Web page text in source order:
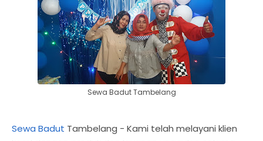
Sewa Badut Tambelang
Sewa Badut Tambelang - Kami telah melayani klien